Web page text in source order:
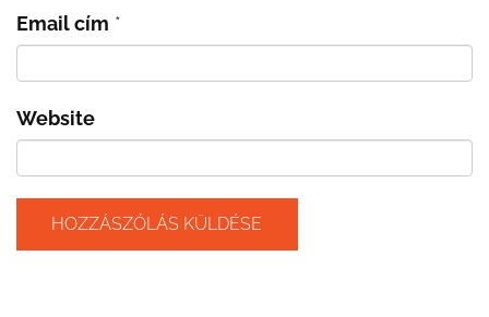
Email cím *
Website